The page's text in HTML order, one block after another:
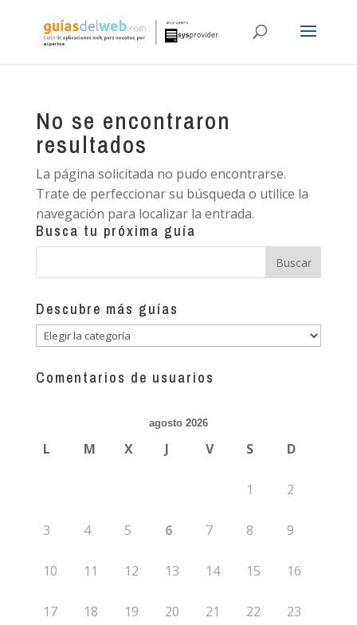
No se encontraron
resultados
La página solicitada no pudo encontrarse.
Trate de perfeccionar su búsqueda o utilice la
navegación para localizar la entrada.
Busca tu próxima guía
Descubre más guías
Descubre
guías
Comentarios de usuarios
agosto 2026
L M X J V S D
1 2
3 4 5 6 7 8 9
10 11 12 13 14 15 16
17 18 19 20 21 22 23